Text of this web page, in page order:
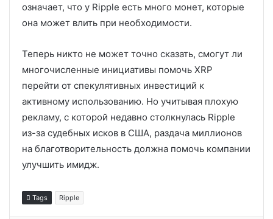
означает, что у Ripple есть много монет, которые
она может влить при необходимости.
Теперь никто не может точно сказать, смогут ли
многочисленные инициативы помочь XRP
перейти от спекулятивных инвестиций к
активному использованию. Но учитывая плохую
рекламу, с которой недавно столкнулась Ripple
из-за судебных исков в США, раздача миллионов
на благотворительность должна помочь компании
улучшить имидж.
Tags Ripple